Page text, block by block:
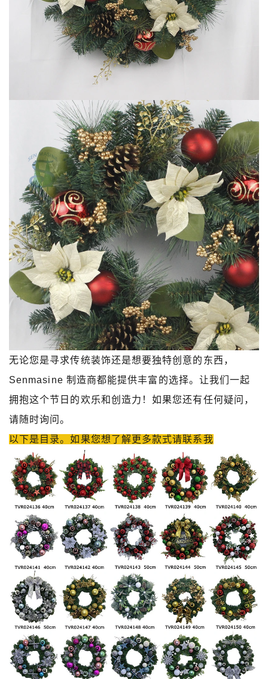
无论您是寻求传统装饰还是想要独特创意的东西，
Senmasine 制造商都能提供丰富的选择。让我们一起
拥抱这个节日的欢乐和创造力！如果您还有任何疑问，
请随时询问。
以下是目录。如果您想了解更多款式请联系我